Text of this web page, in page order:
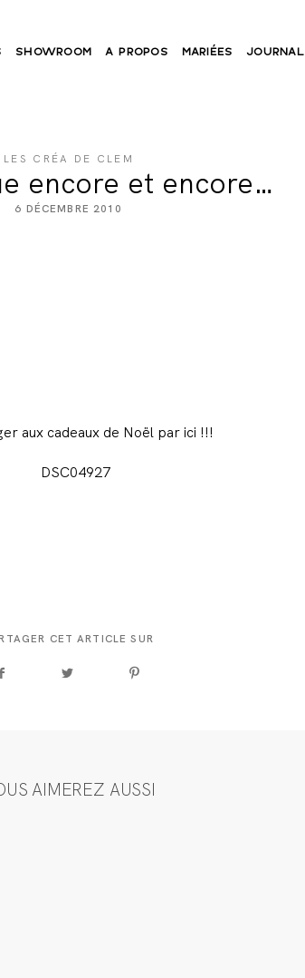
SHOWROOM A PROPOS MARIÉES JOURNAL
LES CRÉA DE CLEM
encore et encore…
6 DÉCEMBRE 2010
aux cadeaux de Noël par ici !!!
CET ARTICLE SUR
AIMEREZ AUSSI